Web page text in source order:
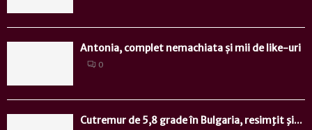
Antonia, complet nemachiata și mii de like-uri
0
Cutremur de 5,8 grade în Bulgaria, resimţit şi...